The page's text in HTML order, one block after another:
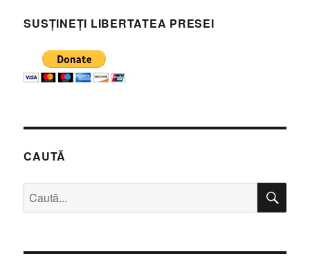
SUSȚINEȚI LIBERTATEA PRESEI
CAUTĂ
Caută
după: